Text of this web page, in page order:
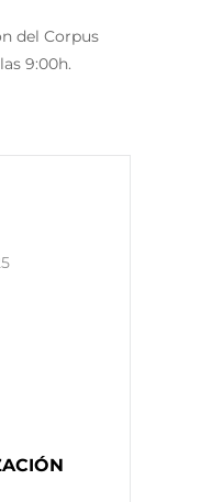
del Corpus
9:00h.